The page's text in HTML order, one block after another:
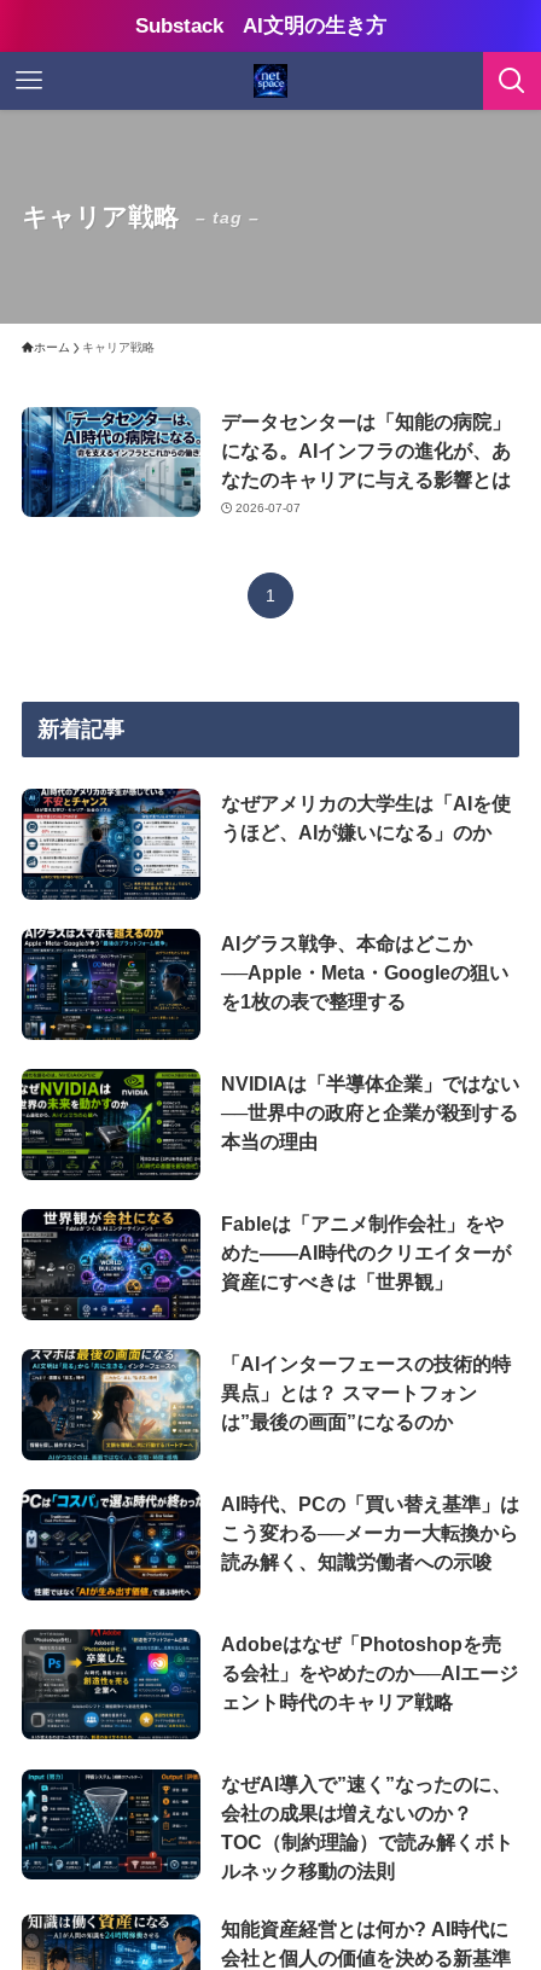
Substack AI文明の生き方
キャリア戦略 – tag –
ホーム キャリア戦略
データセンターは「知能の病院」
になる。AIインフラの進化が、あ
なたのキャリアに与える影響とは
2026-07-07
1
新着記事
なぜアメリカの大学生は「AIを使
うほど、AIが嫌いになる」のか
AIグラス戦争、本命はどこか
──Apple・Meta・Googleの狙い
を1枚の表で整理する
NVIDIAは「半導体企業」ではない
──世界中の政府と企業が殺到する
本当の理由
Fableは「アニメ制作会社」をや
めた――AI時代のクリエイターが
資産にすべきは「世界観」
「AIインターフェースの技術的特
異点」とは？ スマートフォン
は”最後の画面”になるのか
AI時代、PCの「買い替え基準」は
こう変わる──メーカー大転換から
読み解く、知識労働者への示唆
Adobeはなぜ「Photoshopを売
る会社」をやめたのか──AIエージ
ェント時代のキャリア戦略
なぜAI導入で”速く”なったのに、
会社の成果は増えないのか？
TOC（制約理論）で読み解くボト
ルネック移動の法則
知能資産経営とは何か? AI時代に
会社と個人の価値を決める新基準